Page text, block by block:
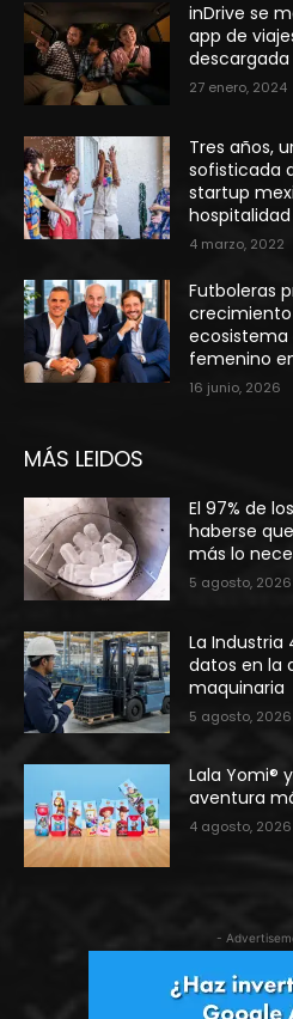
inDrive se
app de
27 enero, 2024
Tres años,
sofisticada
startup
4 marzo, 2022
Futboleras
femenino
16 junio, 2026
MÁS LEIDOS
El 97% de
haberse
más lo
5 agosto, 2026
La Industria
datos en la
maquinaria
5 agosto, 2026
Lala Yomi®
aventura
4 agosto, 2026
-